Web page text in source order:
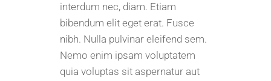
interdum nec, diam. Etiam
bibendum elit eget erat. Fusce
nibh. Nulla pulvinar eleifend sem.
Nemo enim ipsam voluptatem
quia voluptas sit aspernatur aut